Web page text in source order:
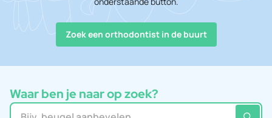
Zoek een orthodontist in de buurt
Waar ben je naar op zoek?
Zoeken in website